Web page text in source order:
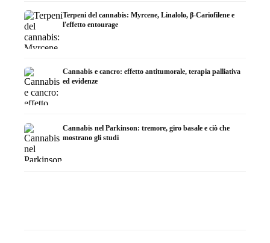
Terpeni del cannabis: Myrcene, Linalolo, β-Cariofilene e
l'effetto entourage
Cannabis e cancro: effetto antitumorale, terapia palliativa
ed evidenze
Cannabis nel Parkinson: tremore, giro basale e ciò che
mostrano gli studi